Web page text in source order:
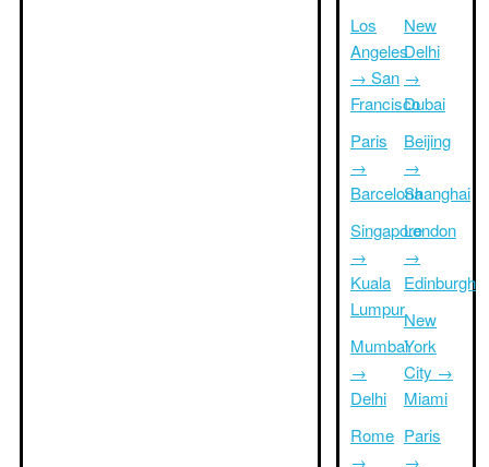
Los
Angeles
→ San
Francisco
Paris
→
Barcelona
Singapore
→
Kuala
Lumpur
Mumbai
→
Delhi
Rome
→
New
Delhi
→
Dubai
Beijing
→
Shanghai
London
→
Edinburgh
New
York
City →
Miami
Paris
→